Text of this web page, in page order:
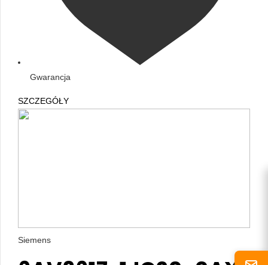
Gwarancja
SZCZEGÓŁY
Siemens